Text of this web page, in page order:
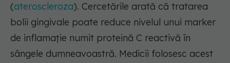
(ateroscleroza). Cercetările arată că tratarea
bolii gingivale poate reduce nivelul unui marker
de inflamație numit proteină C reactivă în
sângele dumneavoastră. Medicii folosesc acest